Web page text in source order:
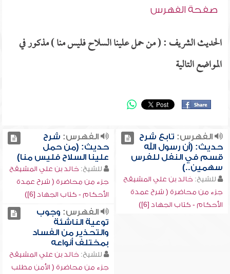
صفحة الفهرس
الحديث الشريف : ( من حمل علينا السلاح فليس منا ) مذكور في
المواضع التالية
الفهرس: تابع شرح
حديث: (أن رسول الله
قسم في النفل للفرس
سهمين..)
للشيخ: خالد بن علي المشيقح
جزء من محاضرة ( شرح عمدة
الأحكام - كتاب الجهاد [6])
الفهرس: شرح
حديث: (من حمل
علينا السلاح فليس منا)
للشيخ: خالد بن علي المشيقح
جزء من محاضرة ( شرح عمدة
الأحكام - كتاب الجهاد [6])
الفهرس: وجوب
توعية الناشئة
والتحذير من الفساد
بمختلف أنواعه
للشيخ: خالد بن علي المشيقح
جزء من محاضرة ( الأمن مطلب